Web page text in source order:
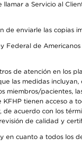
llamar a Servicio al
de enviarle las copias
Federal de Americanos
de atención en los
las medidas incluyan,
miembros/pacientes,
tienen acceso a
acuerdo con los
de calidad y
en cuanto a todos los